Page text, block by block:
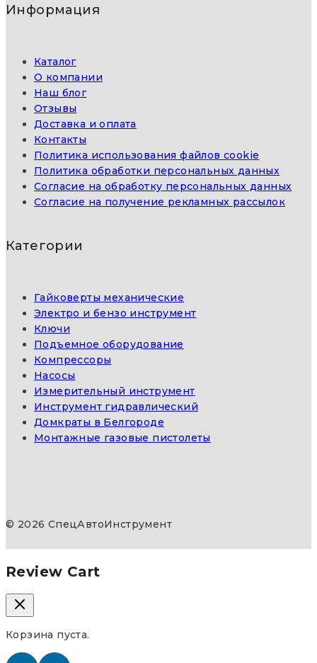
Информация
Каталог
О компании
Наш блог
Отзывы
Доставка и оплата
Контакты
Политика использования файлов cookie
Политика обработки персональных данных
Согласие на обработку персональных данных
Согласие на получение рекламных рассылок
Категории
Гайковерты механические
Электро и бензо инструмент
Ключи
Подъемное оборудование
Компрессоры
Насосы
Измерительный инструмент
Инструмент гидравлический
Домкраты в Белгороде
Монтажные газовые пистолеты
© 2026 СпецАвтоИнструмент
Review Cart
Корзина пуста.